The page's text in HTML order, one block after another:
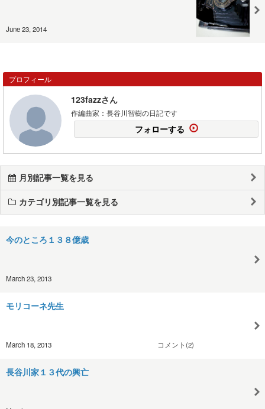
June 23, 2014
プロフィール
123fazzさん
作編曲家：長谷川智樹の日記です
フォローする
月別記事一覧を見る
カテゴリ別記事一覧を見る
今のところ１３８億歳
March 23, 2013
モリコーネ先生
March 18, 2013 コメント(2)
長谷川家１３代の興亡